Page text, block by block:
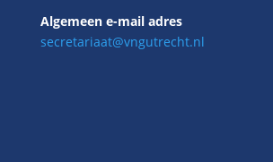
Algemeen e-mail adres
secretariaat@vngutrecht.nl